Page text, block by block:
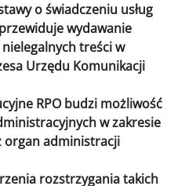
o świadczeniu usług
wydawanie
treści w
Urzędu Komunikacji
RPO budzi możliwość
w zakresie
organ administracji
rozstrzygania takich